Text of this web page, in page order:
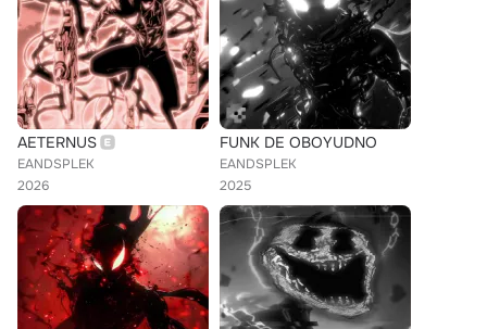
AETERNUS
EANDSPLEK
2026
FUNK DE OBOYUDNO
EANDSPLEK
2025